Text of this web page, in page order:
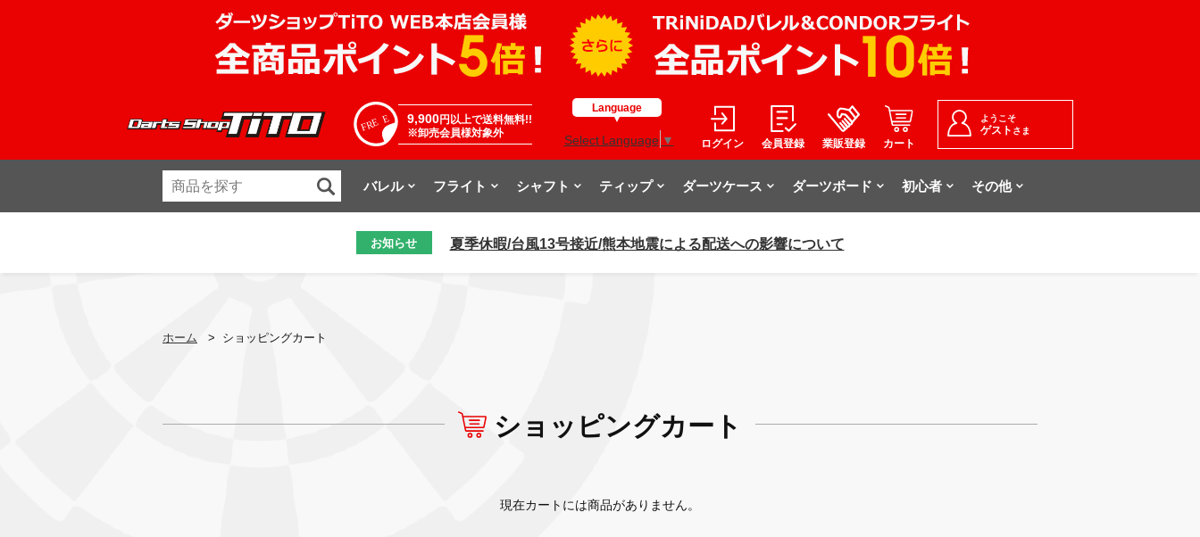
9,900円以上で送料無料!!
※卸売会員様対象外
Language
Select Language ▼ ログイン 会員登録 業販登録 カート
ようこそ
ゲスト さま
バレル フライト シャフト ティップ ダーツケース ダーツボード 初心者 その他
お知らせ 夏季休暇/台風13号接近/熊本地震による配送への影響について
ホーム > ショッピングカート
ショッピングカート
現在カートには商品がありません。